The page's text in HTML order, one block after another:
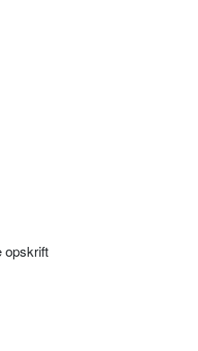
opskrift